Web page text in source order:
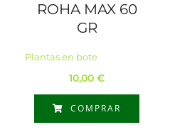
ROHA MAX 60
GR
Plantas en bote
10,00 €
COMPRAR